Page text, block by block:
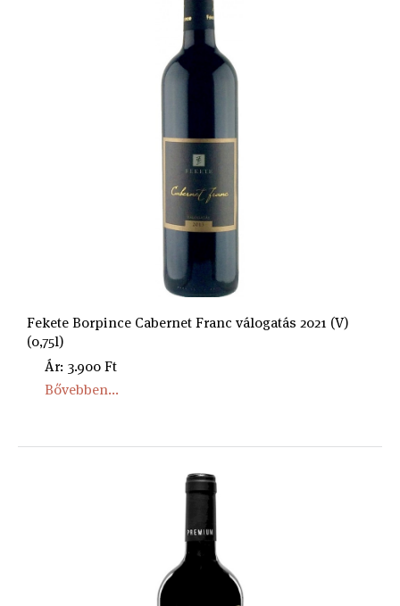
Fekete Borpince Cabernet Franc válogatás 2021 (V)
(0,75l)
Ár: 3.900 Ft
Bővebben...